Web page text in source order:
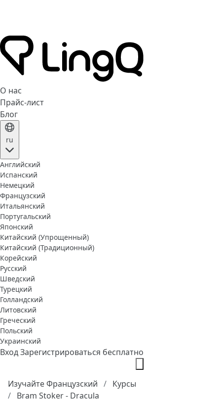
О нас
Прайс-лист
Блог
ru
Английский
Испанский
Немецкий
Французский
Итальянский
Португальский
Японский
Китайский (Упрощенный)
Китайский (Традиционный)
Корейский
Русский
Шведский
Турецкий
Голландский
Литовский
Греческий
Польский
Украинский
ВходЗарегистрироваться бесплатно
Изучайте Французский
Курсы
Bram Stoker - Dracula